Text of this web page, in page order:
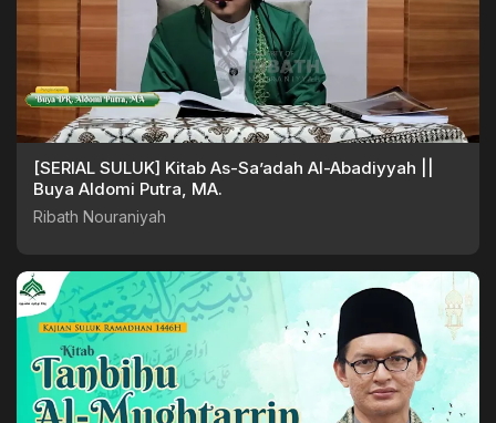
[SERIAL SULUK] Kitab As-Sa’adah Al-Abadiyyah ||
Buya Aldomi Putra, MA.
Ribath Nouraniyah